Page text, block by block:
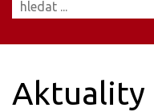
Aktuality